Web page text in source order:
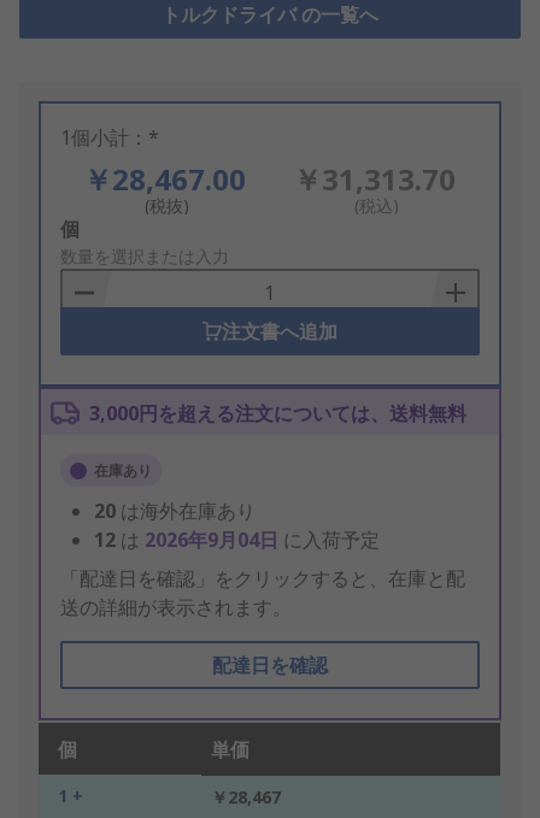
トルクドライバ の一覧へ
1個小計：*
￥28,467.00
(税抜)
￥31,313.70
(税込)
Add
to
Basket
個
数量を選択または入力
注文書へ追加
3,000円を超える注文については、送料無料
在庫あり
20 は海外在庫あり
12 は 2026年9月04日 に入荷予定
「配達日を確認」をクリックすると、在庫と配
送の詳細が表示されます。
配達日を確認
個 単価
1 + ￥28,467